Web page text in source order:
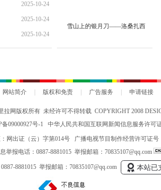
2025-10-24
2025-10-24
2025-10-24
雪山上的银月刀——洛桑扎西